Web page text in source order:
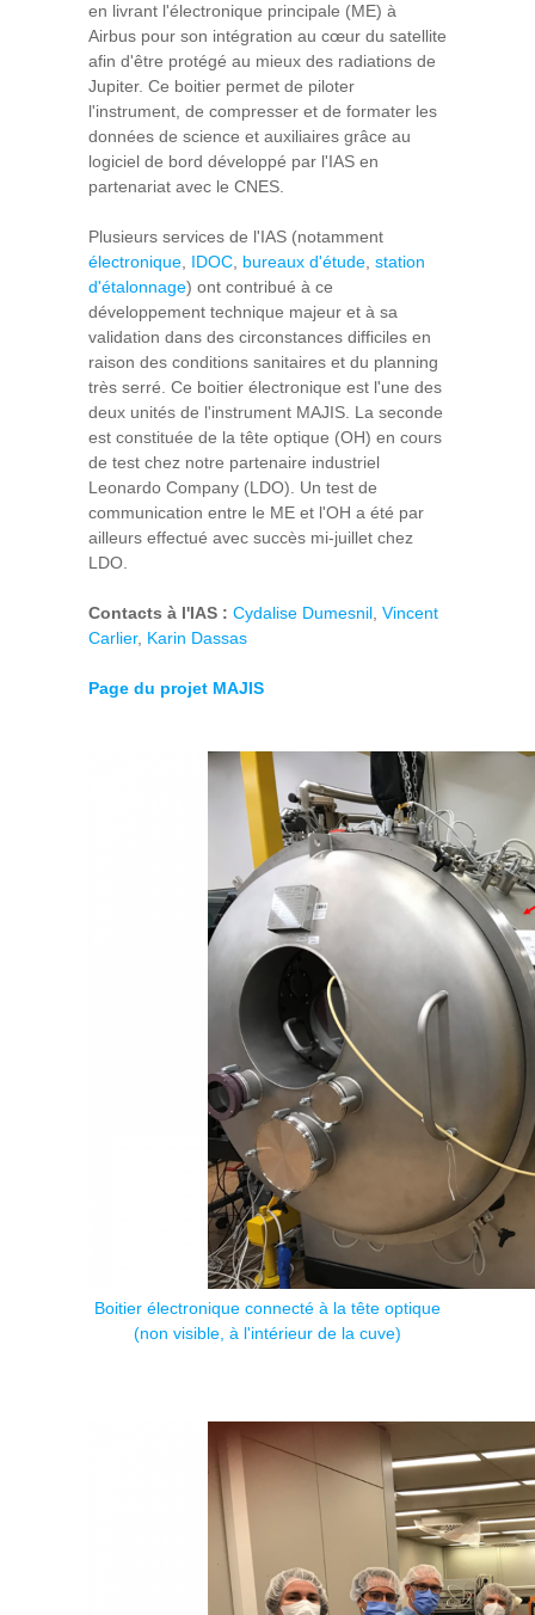
en livrant l'électronique principale (ME) à
Airbus pour son intégration au cœur du satellite
afin d'être protégé au mieux des radiations de
Jupiter. Ce boitier permet de piloter
l'instrument, de compresser et de formater les
données de science et auxiliaires grâce au
logiciel de bord développé par l'IAS en
partenariat avec le CNES.
Plusieurs services de l'IAS (notamment
électronique, IDOC, bureaux d'étude, station
d'étalonnage) ont contribué à ce
développement technique majeur et à sa
validation dans des circonstances difficiles en
raison des conditions sanitaires et du planning
très serré. Ce boitier électronique est l'une des
deux unités de l'instrument MAJIS. La seconde
est constituée de la tête optique (OH) en cours
de test chez notre partenaire industriel
Leonardo Company (LDO). Un test de
communication entre le ME et l'OH a été par
ailleurs effectué avec succès mi-juillet chez
LDO.
Contacts à l'IAS : Cydalise Dumesnil, Vincent
Carlier, Karin Dassas
Page du projet MAJIS
Boitier électronique connecté à la tête optique
(non visible, à l'intérieur de la cuve)